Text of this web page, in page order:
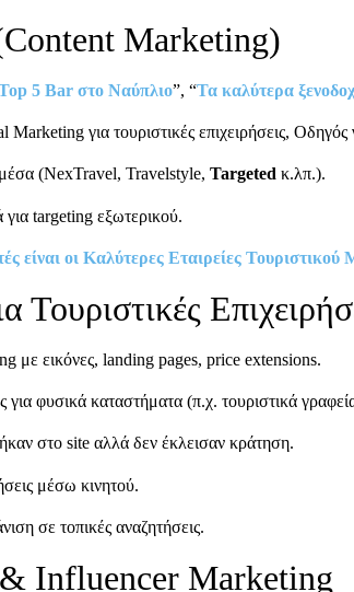
Marketing)
5 Bar στο Ναύπλιο”, “Τα καλύτερα
για τουριστικές επιχειρήσεις, Οδηγός
(NexTravel, Travelstyle, Targeted κ.λπ.).
targeting εξωτερικού.
είναι οι Καλύτερες Εταιρείες
Τουριστικές
με εικόνες, landing pages, price extensions.
φυσικά καταστήματα (π.χ. τουριστικά
στο site αλλά δεν έκλεισαν κράτηση.
μέσω κινητού.
σε τοπικές αναζητήσεις.
Influencer Marketing